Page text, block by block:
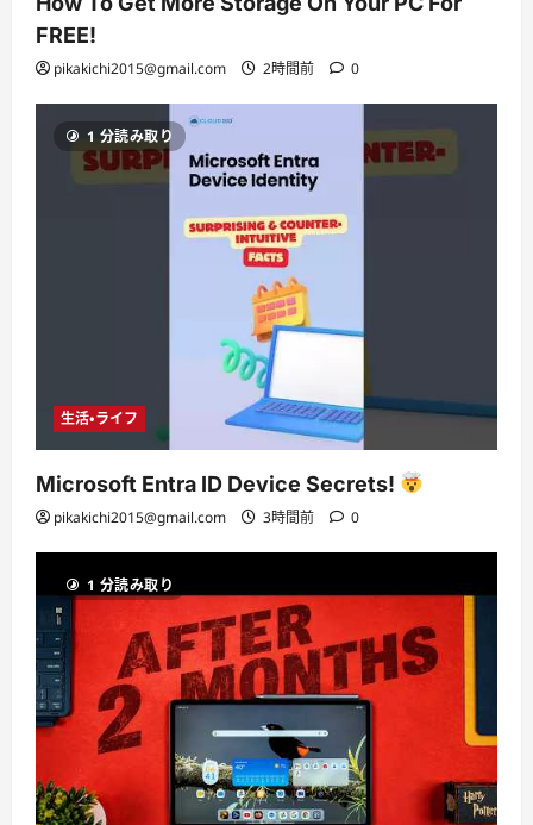
FREE!
pikakichi2015@gmail.com 2時間前 0
1 分読み取り
生活・ライフ
Microsoft Entra ID Device Secrets!
pikakichi2015@gmail.com 3時間前 0
1 分読み取り